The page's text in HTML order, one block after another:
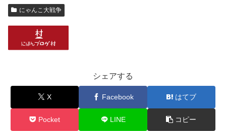
にゃんこ大戦争
シェアする
X Facebook はてブ
Pocket LINE コピー